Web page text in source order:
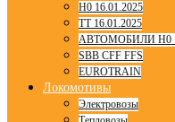
H0 16.01.2025
TT 16.01.2025
АВТОМОБИЛИ H0
SBB CFF FFS
EUROTRAIN
Локомотивы
Электровозы